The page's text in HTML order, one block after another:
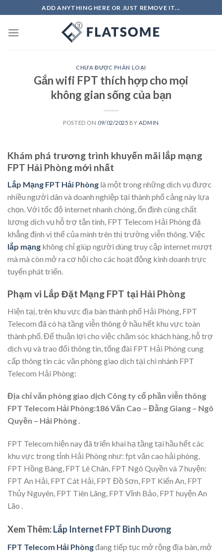
to
content
ADD ANYTHING HERE OR JUST REMOVE IT...
CHƯA ĐƯỢC PHÂN LOẠI
Gắn wifi FPT thích hợp cho mọi
không gian sống của bạn
POSTED ON 09/02/2025 BY ADMIN
Khám phá trương trình khuyến mãi lắp mạng
FPT Hải Phòng mới nhất
Lắp Mạng FPT Hải Phòng là một trong những dịch vụ được
nhiều người dân và doanh nghiệp tại thành phố cảng này lựa
chọn. Với tốc độ internet nhanh chóng, ổn định cùng chất
lượng dịch vụ hỗ trợ tận tình, FPT Telecom Hải Phòng đã
khẳng định vị thế của mình trên thị trường viễn thông. Việc
lắp mạng không chỉ giúp người dùng truy cập internet mượt
mà mà còn mở ra cơ hội cho các hoạt động kinh doanh trực
tuyến phát triển.
Phạm vi Lắp Đặt Mạng FPT tại Hải Phòng
Hiện tạị, trên khu vực địa bàn thành phố Hải Phòng, FPT
Telecom đã có hạ tầng viễn thông ở hầu hết khu vực toàn
thành phố. Để thuận lợi cho việc chăm sóc khách hàng, hỗ trợ
dịch vụ và trao đổi thông tin, tổng đài FPT Hải Phòng cung
cấp thông tin các văn phòng giao dịch tại chi nhánh FPT
Telecom Hải Phòng:
Địa chỉ văn phòng giao dịch Công ty cổ phần viễn thông
FPT Telecom Hải Phòng:186 Văn Cao – Đằng Giang – Ngô
Quyền – Hải Phòng .
FPT Telecom hiện nay đã triển khai hạ tầng tại hầu hết các
khu vực trong tỉnh Hải Phòng như: fpt văn cao hải phòng,
FPT Hồng Bàng, FPT Lê Chân, FPT Ngô Quyền và 7 huyện:
FPT An Hải, FPT Cát Hải, FPT Đồ Sơn, FPT Kiến An, FPT
Thủy Nguyên, FPT Tiên Lãng, FPT Vĩnh Bảo, FPT huyện An
Lão .
Xem Thêm:Lắp Internet FPT Bình Dương
FPT Telecom Hải Phòngđang tiếp tục mở rộng địa bàn, mở